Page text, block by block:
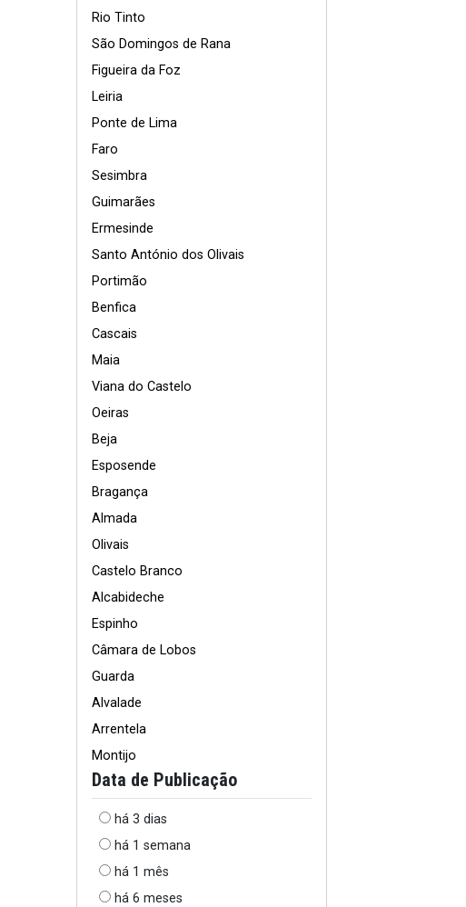
Rio Tinto
São Domingos de Rana
Figueira da Foz
Leiria
Ponte de Lima
Faro
Sesimbra
Guimarães
Ermesinde
Santo António dos Olivais
Portimão
Benfica
Cascais
Maia
Viana do Castelo
Oeiras
Beja
Esposende
Bragança
Almada
Olivais
Castelo Branco
Alcabideche
Espinho
Câmara de Lobos
Guarda
Alvalade
Arrentela
Montijo
Data de Publicação
há 3 dias
há 1 semana
há 1 mês
há 6 meses